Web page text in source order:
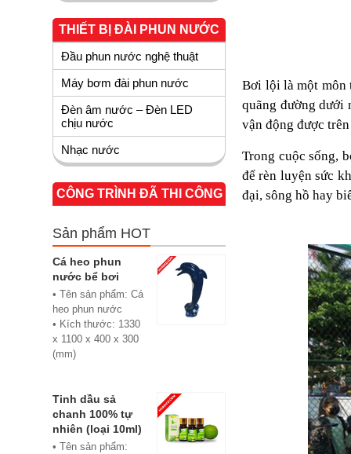
Bơi lội là một môn
quãng đường dưới
vận động được
Trong cuộc sống,
để rèn luyện sức
đại, sông hồ hay
THIẾT BỊ ĐÀI PHUN NƯỚC
Đầu phun nước nghệ thuật
Máy bơm đài phun nước
Đèn âm nước – Đèn LED
chịu nước
Nhạc nước
CÔNG TRÌNH ĐÃ THI CÔNG
Sản phẩm HOT
Cá heo phun
nước bể bơi
• Tên sản phẩm: Cá
heo phun nước
• Kích thước: 1330
x 1100 x 400 x 300
(mm)
Composite
• Phân phối:
Hoabico
Tinh dầu sả
chanh 100% tự
nhiên (loại 10ml)
• Tên sản phẩm: